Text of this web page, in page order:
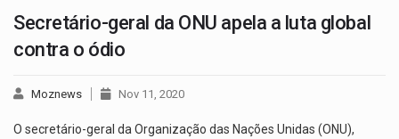
Secretário-geral da ONU apela a luta global
contra o ódio
Moznews Nov 11, 2020
O secretário-geral da Organização das Nações Unidas (ONU),